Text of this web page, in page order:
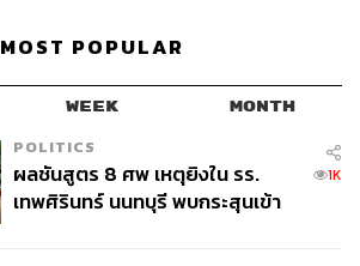
MOST POPULAR
WEEK MONTH
POLITICS
ผลชันสูตร 8 ศพ เหตุยิงใน รร.
เทพศิรินทร์ นนทบุรี พบกระสุนเข้า
1K